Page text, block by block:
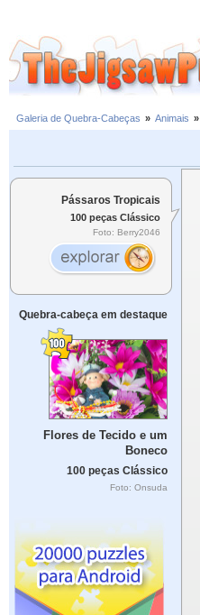
Galeria de Quebra-Cabeças » Animais »
Pássaros Tropicais
100 peças Clássico
Foto: Berry2046
Quebra-cabeça em destaque
Flores de Tecido e um
Boneco
100 peças Clássico
Foto: Onsuda